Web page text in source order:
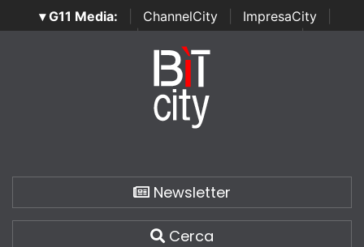
▾ G11 Media: ChannelCity ImpresaCity
SecurityOpenLab | Italian Channel Awards | Italian
Italian Security Awards
Newsletter
Cerca